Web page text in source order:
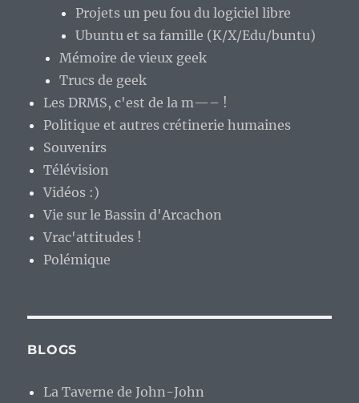
Projets un peu fou du logiciel libre
Ubuntu et sa famille (K/X/Edu/buntu)
Mémoire de vieux geek
Trucs de geek
Les DRMS, c'est de la m—– !
Politique et autres crétinerie humaines
Souvenirs
Télévision
Vidéos :)
Vie sur le Bassin d'Arcachon
Vrac'attitudes !
Polémique
BLOGS
La Taverne de John-John